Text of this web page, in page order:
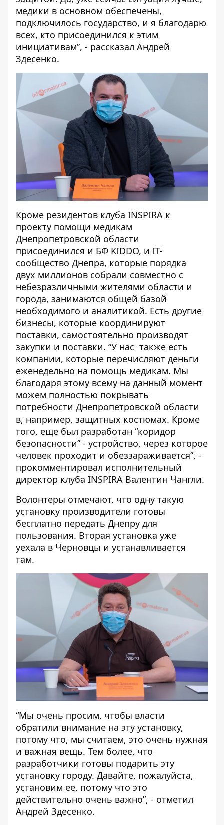
медики в основном обеспечены,
подключилось государство, и я благодарю
всех, кто присоединился к этим
инициативам”, - рассказал Андрей
Здесенко.
Кроме резидентов клуба INSPIRA к
проекту помощи медикам
Днепропетровской области
присоединился и БФ KIDDO, и IT-
сообщество Днепра, которые порядка
двух миллионов собрали совместно с
небезразличными жителями области и
города, занимаются общей базой
необходимого и аналитикой. Есть другие
бизнесы, которые координируют
поставки, самостоятельно производят
закупки и поставки. “У нас также есть
компании, которые перечисляют деньги
еженедельно на помощь медикам. Мы
благодаря этому всему на данный момент
можем полностью покрывать
потребности Днепропетровской области
в, например, защитных костюмах. Кроме
того, еще был разработан “коридор
безопасности” - устройство, через которое
человек проходит и обеззараживается”, -
прокомментировал исполнительный
директор клуба INSPIRA Валентин Чангли.
Волонтеры отмечают, что одну такую
установку производители готовы
бесплатно передать Днепру для
пользования. Вторая установка уже
уехала в Черновцы и устанавливается
там.
“Мы очень просим, чтобы власти
обратили внимание на эту установку,
потому что, мы считаем, это очень нужная
и важная вещь. Тем более, что
разработчики готовы подарить эту
установку городу. Давайте, пожалуйста,
установим ее, потому что это
действительно очень важно”, - отметил
Андрей Здесенко.